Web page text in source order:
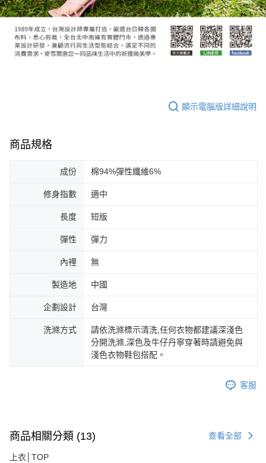
顯示電腦版詳細說明
商品規格
成份 棉94%彈性纖維6%
修身指數 適中
長度 短版
彈性 彈力
內裡 無
製造地 中國
企劃設計 台灣
洗滌方式
請依洗滌標示清洗,任何衣物都建議深淺色
分開洗滌,深色及牛仔丹寧穿著時請避免與
淺色衣物鞋包搭配。
客服
商品相關分類 (13) 查看全部
上衣│TOP